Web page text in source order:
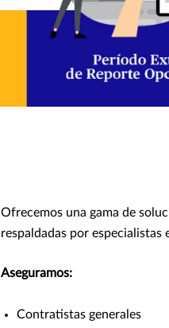
Ofrecemos una gama de
respaldadas por
Aseguramos:
Contratistas generales